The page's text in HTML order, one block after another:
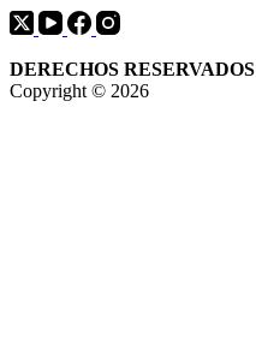
DERECHOS RESERVADOS
Copyright © 2026